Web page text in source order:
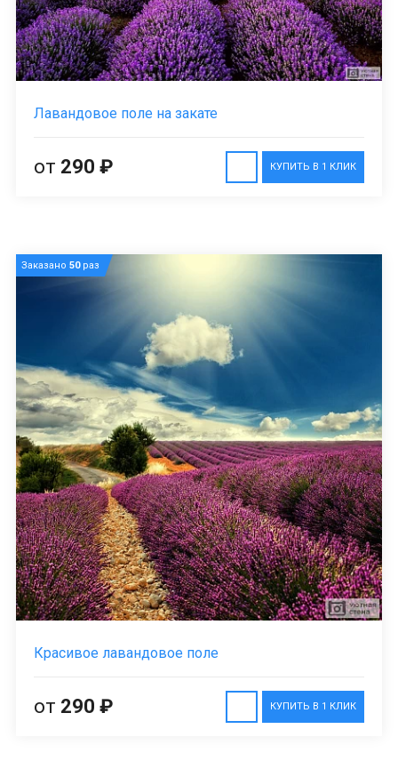
Лавандовое поле на закате
КУПИТЬ В 1 КЛИК
от 290 ₽
Заказано 50раз
Красивое лавандовое поле
КУПИТЬ В 1 КЛИК
от 290 ₽